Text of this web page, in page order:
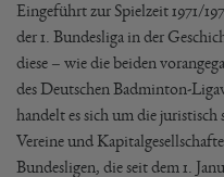
Eingeführt zur Spielzeit 1971/
der 1. Bundesliga in der
diese – wie die beiden
des Deutschen Badminton-
handelt es sich um die
Vereine und
Bundesligen, die seit dem 1.